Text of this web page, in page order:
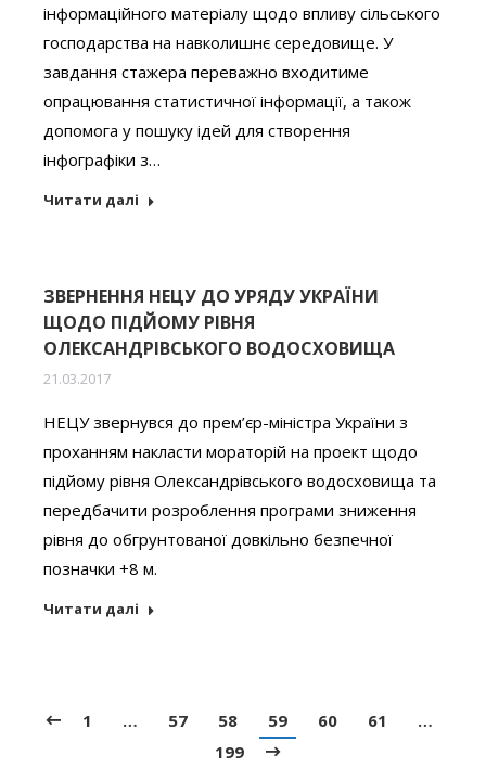
інформаційного матеріалу щодо впливу сільського
господарства на навколишнє середовище. У
завдання стажера переважно входитиме
опрацювання статистичної інформації, а також
допомога у пошуку ідей для створення
інфографіки з…
Читати далі
ЗВЕРНЕННЯ НЕЦУ ДО УРЯДУ УКРАЇНИ
ЩОДО ПІДЙОМУ РІВНЯ
ОЛЕКСАНДРІВСЬКОГО ВОДОСХОВИЩА
21.03.2017
НЕЦУ звернувся до прем’єр-міністра України з
проханням накласти мораторій на проект щодо
підйому рівня Олександрівського водосховища та
передбачити розроблення програми зниження
рівня до обгрунтованої довкільно безпечної
позначки +8 м.
Читати далі
1 … 57 58 59 60 61
…
199